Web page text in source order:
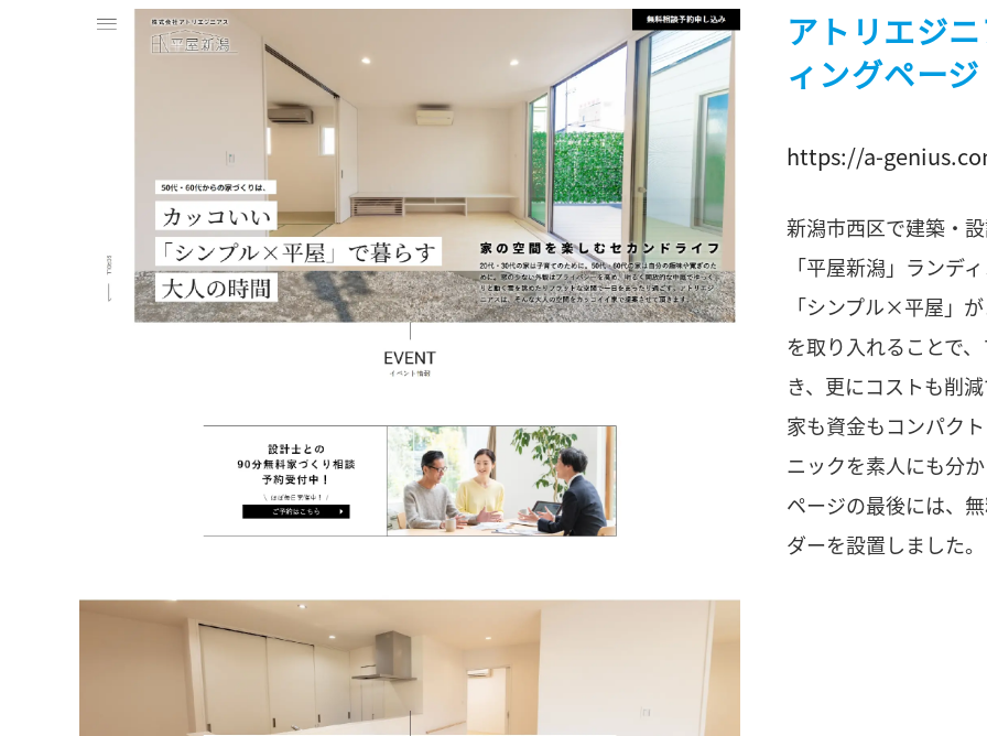
アトリエジ
ィングペー
https://a-
新潟市西区で建築・
「平屋新潟」ランデ
「シンプル×平屋」
を取り入れることで
き、更にコストも削
家も資金もコンパク
ニックを素人にも分
ページの最後には、
ダーを設置しました。